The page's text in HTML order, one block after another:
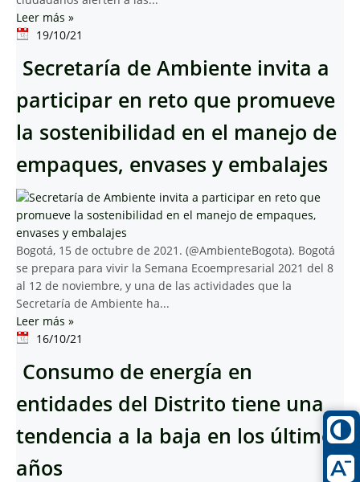
Leer más »
19/10/21
Secretaría de Ambiente invita a
participar en reto que promueve
la sostenibilidad en el manejo de
empaques, envases y embalajes
Bogotá, 15 de octubre de 2021. (@AmbienteBogota). Bogotá
se prepara para vivir la Semana Ecoempresarial 2021 del 8
al 12 de noviembre, y una de las actividades que la
Secretaría de Ambiente ha...
Leer más »
16/10/21
Consumo de energía en
entidades del Distrito tiene una
tendencia a la baja en los últimos
años